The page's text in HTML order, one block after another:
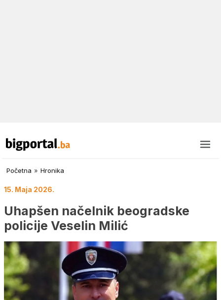
Početna » Hronika
15. Maja 2026.
Uhapšen načelnik beogradske
policije Veselin Milić